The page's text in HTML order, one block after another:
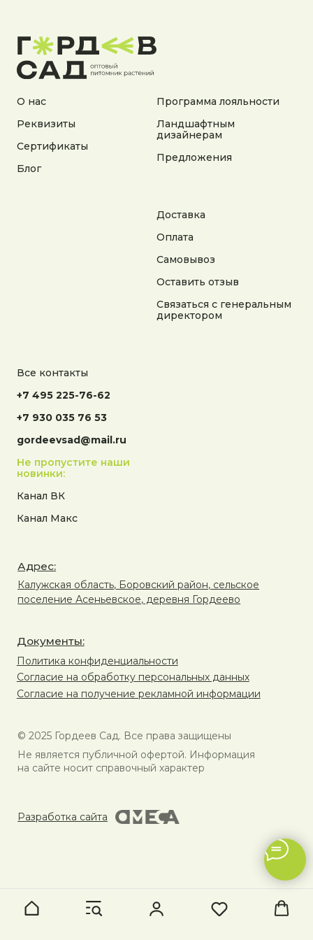
О нас
Реквизиты
Сертификаты
Блог
Программа лояльности
Ландшафтным
дизайнерам
Предложения
Доставка
Оплата
Самовывоз
Оставить отзыв
Связаться с генеральным
директором
Все контакты
+7 495 225-76-62
+7 930 035 76 53
gordeevsad@mail.ru
Не пропустите наши
новинки:
Канал ВК
Канал Макс
© 2025 Гордеев Сад. Все права защищены
на сайте носит справочный характер
Согласие на обработку персональных данных
Согласие на получение рекламной информации